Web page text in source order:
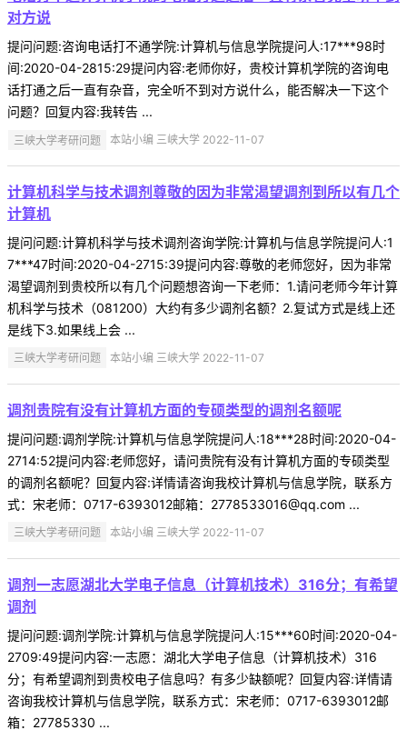
对方说
提问问题:咨询电话打不通学院:计算机与信息学院提问人:17***98时
间:2020-04-2815:29提问内容:老师你好，贵校计算机学院的咨询电
话打通之后一直有杂音，完全听不到对方说什么，能否解决一下这个
问题？回复内容:我转告 ...
三峡大学考研问题 本站小编 三峡大学 2022-11-07
计算机科学与技术调剂尊敬的因为非常渴望调剂到所以有几个
计算机
提问问题:计算机科学与技术调剂咨询学院:计算机与信息学院提问人:1
7***47时间:2020-04-2715:39提问内容:尊敬的老师您好，因为非常
渴望调剂到贵校所以有几个问题想咨询一下老师：1.请问老师今年计算
机科学与技术（081200）大约有多少调剂名额？2.复试方式是线上还
是线下3.如果线上会 ...
三峡大学考研问题 本站小编 三峡大学 2022-11-07
调剂贵院有没有计算机方面的专硕类型的调剂名额呢
提问问题:调剂学院:计算机与信息学院提问人:18***28时间:2020-04-
2714:52提问内容:老师您好，请问贵院有没有计算机方面的专硕类型
的调剂名额呢？回复内容:详情请咨询我校计算机与信息学院，联系方
式：宋老师：0717-6393012邮箱：2778533016@qq.com ...
三峡大学考研问题 本站小编 三峡大学 2022-11-07
调剂一志愿湖北大学电子信息（计算机技术）316分；有希望
调剂
提问问题:调剂学院:计算机与信息学院提问人:15***60时间:2020-04-
2709:49提问内容:一志愿：湖北大学电子信息（计算机技术）316
分；有希望调剂到贵校电子信息吗？有多少缺额呢？回复内容:详情请
咨询我校计算机与信息学院，联系方式：宋老师：0717-6393012邮
箱：27785330 ...